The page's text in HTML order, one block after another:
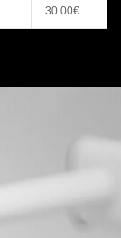
30.00€